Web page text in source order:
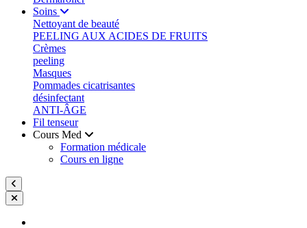
Soins
Nettoyant de beauté
PEELING AUX ACIDES DE FRUITS
Crèmes
peeling
Masques
Pommades cicatrisantes
désinfectant
ANTI-ÂGE
Fil tenseur
Cours Med
Formation médicale
Cours en ligne